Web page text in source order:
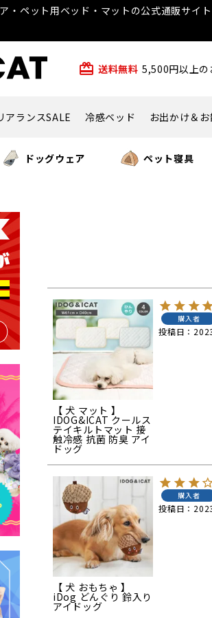
・ペット用ベッド・マットの公式通販サイ
card_giftcard 送料無料 5,500円以上の
アランスSALE 冷感ベッド お出かけ＆
ドッグウェア ペット寝具
【 犬 マット 】
IDOG&ICAT クールス
テイキルトマット 接
触冷感 抗菌 防臭 アイ
ドッグ
購入者
投稿日
【 犬 おもちゃ 】
iDog どんぐり 鈴入り
アイドッグ
購入者
投稿日